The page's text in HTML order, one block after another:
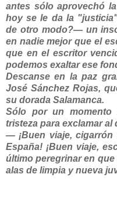
antes sólo aprovechó
hoy se le da la
de otro modo?— un
en nadie mejor que el
que en el escritor
podemos exaltar ese
Descanse en la paz
José Sánchez Rojas,
su dorada Salamanca.
Sólo por un momento
tristeza para exclamar
— ¡Buen viaje,
España! ¡Buen viaje,
último peregrinar en
alas de limpia y nueva